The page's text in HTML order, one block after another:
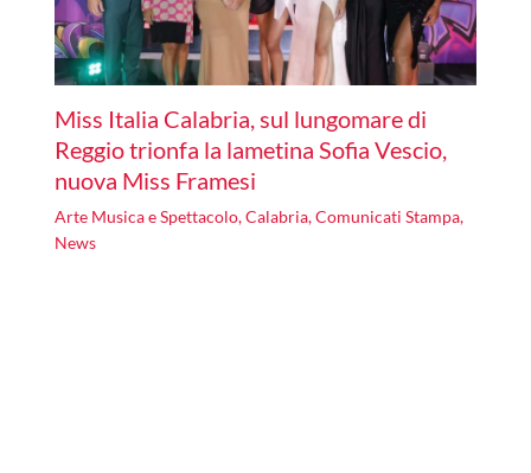
Miss Italia Calabria, sul lungomare di
Reggio trionfa la lametina Sofia Vescio,
nuova Miss Framesi
Arte Musica e Spettacolo,Calabria,Comunicati Stampa,
News